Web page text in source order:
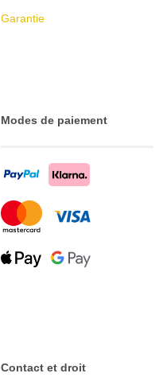
Garantie
Modes de paiement
Contact et droit